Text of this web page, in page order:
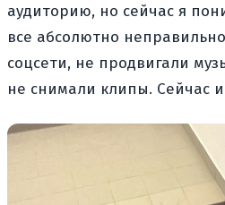
аудиторию, но сейчас я
все абсолютно
соцсети, не продвигали
не снимали клипы. Сейчас